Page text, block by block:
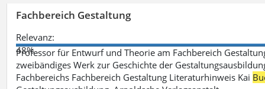
Fachbereich Gestaltung
Relevanz:
48%
Professor für Entwurf und Theorie am Fachbereich
zweibändiges Werk zur Geschichte der
Fachbereichs Fachbereich Gestaltung Literaturhinweis Kai